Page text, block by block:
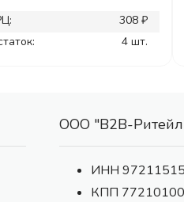
308 ₽
4 шт.
ООО "В2В-
ИНН
КПП